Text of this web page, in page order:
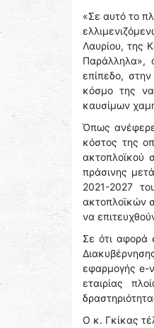
«Σε αυτό το
Λαυρίου, της
Παράλληλα»,
επίπεδο,
κόσμο της
καυσίμων
Όπως ανέφερε
κόστος της
ακτοπλοϊκού
πράσινης
2021-2027
ακτοπλοϊκών
να
Σε ότι αφορά
εφαρμογής e-
εταιρίας
Ο κ. Γκίκας